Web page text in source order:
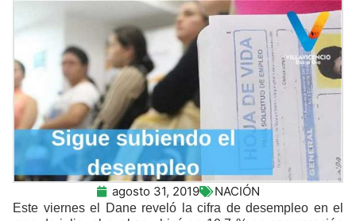
agosto 31, 2019 NACIÓN
Este viernes el Dane reveló la cifra de desempleo en el